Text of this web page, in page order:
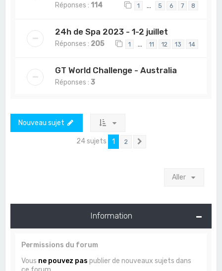
Réponses : 114 1 … 5 6 7 8
24h de Spa 2023 - 1-2 juillet
Réponses : 205 1 … 11 12 13 14
GT World Challenge - Australia
Réponses :3
Nouveau sujet
24 sujets 1 2
Aller
Information
Permissions du forum
Vous ne pouvez pas publier de nouveaux sujets dans